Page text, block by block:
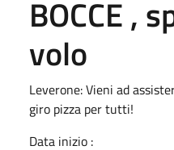
BOCCE ,
volo
Leverone: Vieni ad
giro pizza per tutti!
Data inizio :